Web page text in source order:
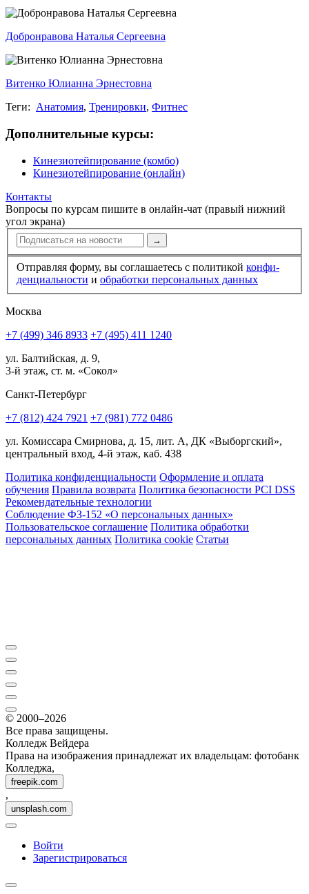
Добронравова Наталья Сергеевна
Витенко Юлианна Эрнестовна
Теги: Анатомия, Тренировки, Фитнес
Дополнительные курсы:
Кинезиотейпирование (комбо)
Кинезиотейпирование (онлайн)
Контакты
Вопросы по курсам пишите в онлайн-чат (правый нижний
угол экрана)
→
Отправляя форму, вы соглашаетесь с политикой конфи­
ден­циальности и обработки персональных данных
Москва
+7 (499) 346 8933 +7 (495) 411 1240
ул. Балтийская, д. 9,
3-й этаж, ст. м. «Сокол»
Санкт-Петербург
+7 (812) 424 7921 +7 (981) 772 0486
ул. Комиссара Смирнова, д. 15, лит. А, ДК «Выборгский»,
центральный вход, 4-й этаж, каб. 438
Политика конфиденциальности Оформление и оплата
обучения Правила возврата Политика безопасности PCI DSS
Рекомендательные технологии
Соблюдение ФЗ-152 «О персональ­ных данных»
Пользовательское соглашение Политика обработки
персональных данных Политика cookie Статьи
© 2000–2026
Все права защищены.
Колледж Вейдера
Права на изображения принадлежат их владельцам: фотобанк
Колледжа,
freepik.com
,
unsplash.com
Войти
Зарегистрироваться